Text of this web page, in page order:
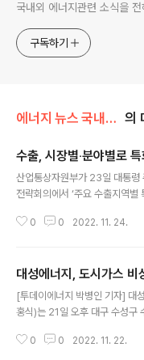
국내외 에너지관련 소식을
구독하기
에너지 뉴스 국내&해외 의
수출, 시장별‧분야별로
산업통상자원부가 23일 대통령
전략회의에서 ‘주요 수출지역별
자와 수출 둔화 등 대외 여건 악
봅니다. 1. 시장별 특화전략 ◈ 3
국, 중국 3대 주력시장은 우리
어 매우 중요하나 기회요인과 위
⇒ 시장 다각화(인도네시아, 태국
0 0 2022. 11. 24.
대성에너지, 도시가스 비
[투데이에너지 박병인 기자] 대
홍식)는 21일 오후 대구 수성구
수도 복구공사 중 비상상황 발생
0 0 2022. 11. 22.